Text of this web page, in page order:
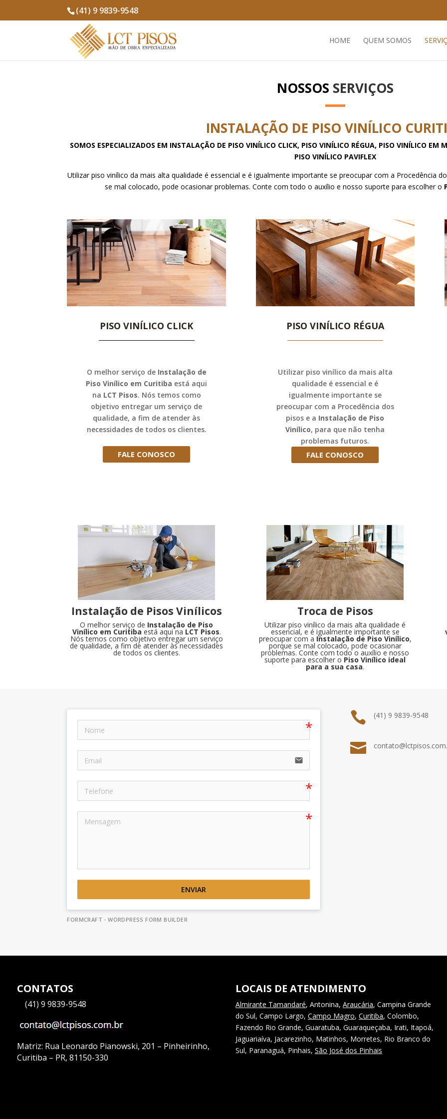
(41) 9 9839-9548
HOME QUEM SOMOS
NOSSOS SERVIÇOS
INSTALAÇÃO DE PISO VINÍLICO
SOMOS ESPECIALIZADOS EM INSTALAÇÃO DE PISO VINÍLICO CLICK, PISO VINÍLICO RÉGUA, PISO VINÍLICO
PISO VINÍLICO PAVIFLEX
Utilizar piso vinílico da mais alta qualidade é essencial e é igualmente importante se preocupar com a Procedência
se mal colocado, pode ocasionar problemas. Conte com todo o auxílio e nosso suporte para escolher o
PISO VINÍLICO CLICK
O melhor serviço de Instalação de
Piso Vinílico em Curitiba está aqui
na LCT Pisos. Nós temos como
objetivo entregar um serviço de
qualidade, a fim de atender às
necessidades de todos os clientes.
FALE CONOSCO
PISO VINÍLICO RÉGUA
Utilizar piso vinílico da mais alta
qualidade é essencial e é
igualmente importante se
preocupar com a Procedência dos
pisos e a Instalação de Piso
Vinílico, para que não tenha
problemas futuros.
FALE CONOSCO
Instalação de Pisos Vinílicos
O melhor serviço de Instalação de Piso
Vinílico em Curitiba está aqui na LCT Pisos.
Nós temos como objetivo entregar um serviço
de qualidade, a fim de atender às necessidades
de todos os clientes.
Troca de Pisos
Utilizar piso vinílico da mais alta qualidade é
essencial, e é igualmente importante se
preocupar com a Instalação de Piso Vinílico,
porque se mal colocado, pode ocasionar
problemas. Conte com todo o auxílio e nosso
suporte para escolher o Piso Vinílico ideal
para a sua casa.
email
ENVIAR
FORMCRAFT - WORDPRESS FORM BUILDER
 (41) 9 9839-9548

CONTATOS
(41) 9 9839-9548
Matriz: Rua Leonardo Pianowski, 201 – Pinheirinho,
Curitiba – PR, 81150-330
LOCAIS DE ATENDIMENTO
Almirante Tamandaré, Antonina, Araucária, Campina Grande
do Sul, Campo Largo, Campo Magro, Curitiba, Colombo,
Fazendo Rio Grande, Guaratuba, Guaraqueçaba, Irati, Itapoá,
Jaguariaíva, Jacarezinho, Matinhos, Morretes, Rio Branco do
Sul, Paranaguá, Pinhais, São José dos Pinhais